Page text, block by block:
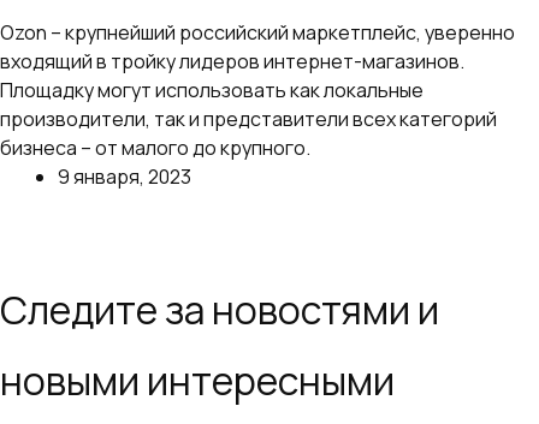
Ozon – крупнейший российский маркетплейс, уверенно
входящий в тройку лидеров интернет-магазинов.
Площадку могут использовать как локальные
производители, так и представители всех категорий
бизнеса – от малого до крупного.
9 января, 2023
Следите за новостями и
новыми интересными